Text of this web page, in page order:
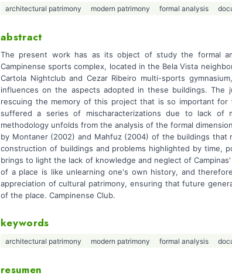
architectural patrimony modern patrimony formal analysis
abstract
The present work has as its object of study the formal
Campinense sports complex, located in the Bela Vista
Cartola Nightclub and Cezar Ribeiro multi-sports
influences on the aspects adopted in these buildings.
rescuing the memory of this project that is so important
suffered a series of mischaracterizations due to lack of
methodology unfolds from the analysis of the formal
by Montaner (2002) and Mahfuz (2004) of the buildings
construction of buildings and problems highlighted by time,
brings to light the lack of knowledge and neglect of
of a place is like unlearning one's own history, and
appreciation of cultural patrimony, ensuring that future
of the place. Campinense Club.
keywords
architectural patrimony modern patrimony formal analysis
resumen